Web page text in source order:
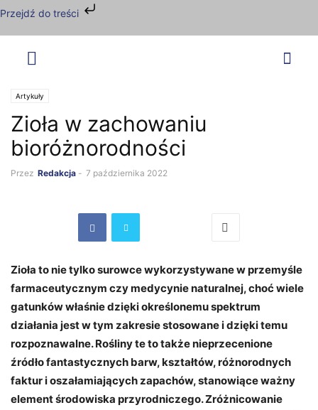
Przejdź do treści
Artykuły
Zioła w zachowaniu
bioróżnorodności
Przez Redakcja - 7 października 2022
Zioła to nie tylko surowce wykorzystywane w przemyśle
farmaceutycznym czy medycynie naturalnej, choć wiele
gatunków właśnie dzięki określonemu spektrum
działania jest w tym zakresie stosowane i dzięki temu
rozpoznawalne. Rośliny te to także nieprzecenione
źródło fantastycznych barw, kształtów, różnorodnych
faktur i oszałamiających zapachów, stanowiące ważny
element środowiska przyrodniczego. Zróżnicowanie